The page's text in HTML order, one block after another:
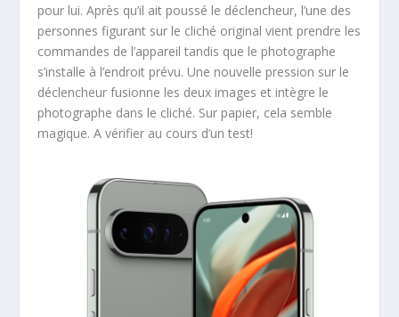
pour lui. Après qu’il ait poussé le déclencheur, l’une des
personnes figurant sur le cliché original vient prendre les
commandes de l’appareil tandis que le photographe
s’installe à l’endroit prévu. Une nouvelle pression sur le
déclencheur fusionne les deux images et intègre le
photographe dans le cliché. Sur papier, cela semble
magique. A vérifier au cours d’un test!